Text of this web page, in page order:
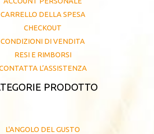
CARRELLO DELLA SPESA
CHECKOUT
CONDIZIONI DI VENDITA
RESI E RIMBORSI
L’ASSISTENZA
PRODOTTO
L'ANGOLO DEL GUSTO